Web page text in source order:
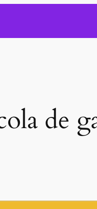
de